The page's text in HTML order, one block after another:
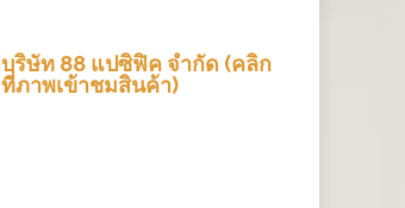
บริษัท 88 แปซิฟิค จำกัด (คลิก
ที่ภาพเข้าชมสินค้า)